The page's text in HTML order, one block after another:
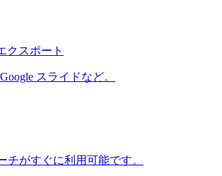
クスポート
スライドなど。
チがすぐに利用可能です。